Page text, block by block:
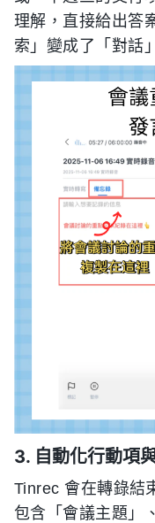
理解，直接給出答
索」變成了「對話
3. 自動化行動項
Tinrec 會在轉錄結
包含「會議主題」